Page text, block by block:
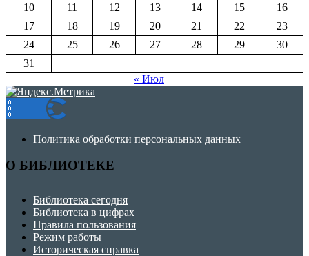
10
11 12 13 14 15
16
17
18 19 20 21 22
23
24
25 26 27 28 29
30
31
« Июл
Политика обработки персональных данных
О БИБЛИОТЕКЕ
Библиотека сегодня
Библиотека в цифрах
Правила пользования
Режим работы
Историческая справка